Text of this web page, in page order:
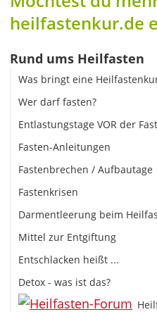
heilfastenkur.de
Rund ums Heilfasten
Was bringt eine
Wer darf fasten?
Entlastungstage VOR der
Fasten-Anleitungen
Fastenbrechen / Aufbautage
Fastenkrisen
Darmentleerung beim
Mittel zur Entgiftung
Entschlacken heißt ...
Detox - was ist das?